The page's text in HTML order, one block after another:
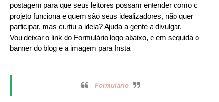
postagem para que seus leitores possam entender como o
projeto funciona e quem são seus idealizadores, não quer
participar, mas curtiu a ideia? Ajuda a gente a divulgar.
Vou deixar o link do Formulário logo abaixo, e em seguida o
banner do blog e a imagem para Insta.
Formulário